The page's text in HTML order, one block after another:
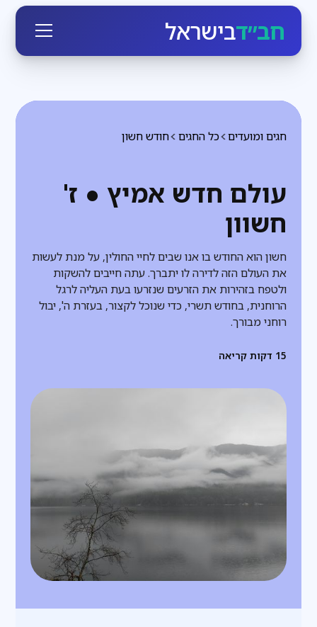
חב״דבישראל
חודש חשון כל החגים חגים ומועדים
עולם חדש אמיץ ● ז'
חשוון
חשון הוא החודש בו אנו שבים לחיי החולין, על מנת לעשות
את העולם הזה לדירה לו יתברך. עתה חייבים להשקות
ולטפח בזהירות את הזרעים שנזרעו בעת העליה לרגל
הרוחנית, בחודש תשרי, כדי שנוכל לקצור, בעזרת ה', יבול
רוחני מבורך.
15 דקות קריאה